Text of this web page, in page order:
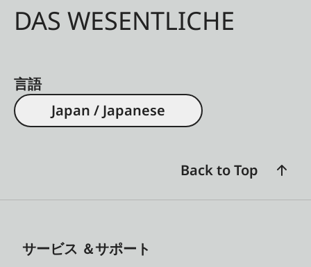
DAS WESENTLICHE
言語
Japan / Japanese
Back to Top
サービス ＆サポート